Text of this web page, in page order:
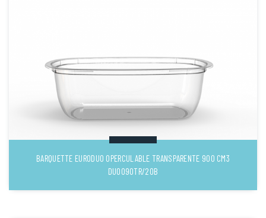
BARQUETTE EURODUO OPERCULABLE TRANSPARENTE 900 CM3
DUO090TR/20B